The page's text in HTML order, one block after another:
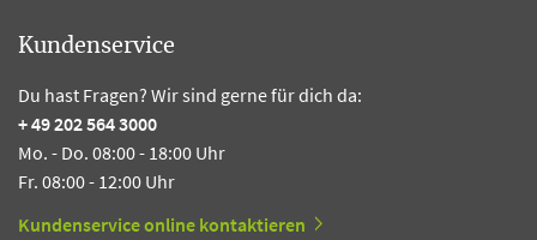
Kundenservice
Du hast Fragen? Wir sind gerne für dich da:
+ 49 202 564 3000
Mo. - Do. 08:00 - 18:00 Uhr
Fr. 08:00 - 12:00 Uhr
Kundenservice online kontaktieren